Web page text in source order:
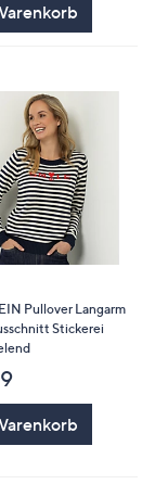
Pullover Langarm
Stickerei